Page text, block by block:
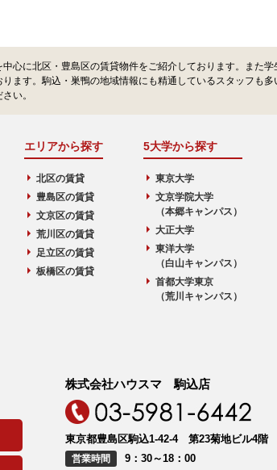
心に北区・豊島区の賃貸物件をご紹介しております。また
ます。駒込・巣鴨の地域情報にも精通しているスタッフも
い。
エリアから探す
北区の賃貸
豊島区の賃貸
文京区の賃貸
荒川区の賃貸
足立区の賃貸
板橋区の賃貸
5大学から探す
東京大学
文京学院大学
（本郷キャンパス）
大正大学
東洋大学
（白山キャンパス）
首都大学東京
（荒川キャンパス）
株式会社ハウスマ 駒込店
東京都豊島区駒込1-42-4 第23菊地ビル4階
営業時間 9：30～18：00